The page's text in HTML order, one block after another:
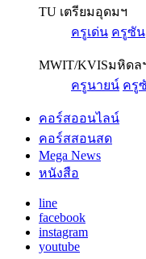
TU เตรียมอุดมฯ
ครูเด่น ครูซัน
MWIT/KVISมหิดล
ครูนายน์ ครู
คอร์สออนไลน์
คอร์สสอนสด
Mega News
หนังสือ
line
facebook
instagram
youtube